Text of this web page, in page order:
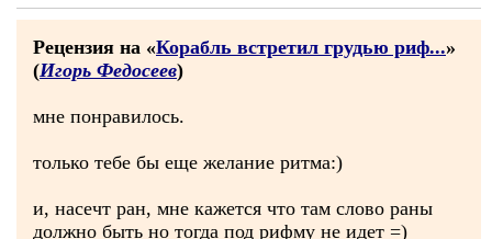
Рецензия на «Корабль встретил грудью риф...»
(Игорь Федосеев)
мне понравилось.
только тебе бы еще желание ритма:)
и, насечт ран, мне кажется что там слово раны
должно быть но тогда под рифму не идет =)